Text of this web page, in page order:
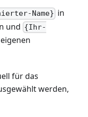
Name} in
und {Ihr-
für das
werden,